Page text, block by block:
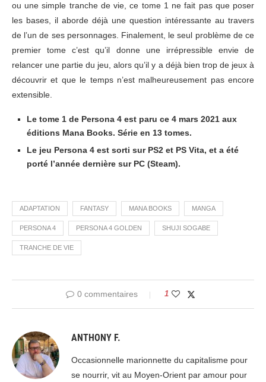
ou une simple tranche de vie, ce tome 1 ne fait pas que poser
les bases, il aborde déjà une question intéressante au travers
de l’un de ses personnages. Finalement, le seul problème de ce
premier tome c’est qu’il donne une irrépressible envie de
relancer une partie du jeu, alors qu’il y a déjà bien trop de jeux à
découvrir et que le temps n’est malheureusement pas encore
extensible.
Le tome 1 de Persona 4 est paru ce 4 mars 2021 aux
éditions Mana Books. Série en 13 tomes.
Le jeu Persona 4 est sorti sur PS2 et PS Vita, et a été
porté l’année dernière sur PC (Steam).
ADAPTATION FANTASY MANA BOOKS MANGA
PERSONA 4 PERSONA 4 GOLDEN SHUJI SOGABE
TRANCHE DE VIE
0 commentaires 1
ANTHONY F.
Occasionnelle marionnette du capitalisme pour
se nourrir, vit au Moyen-Orient par amour pour